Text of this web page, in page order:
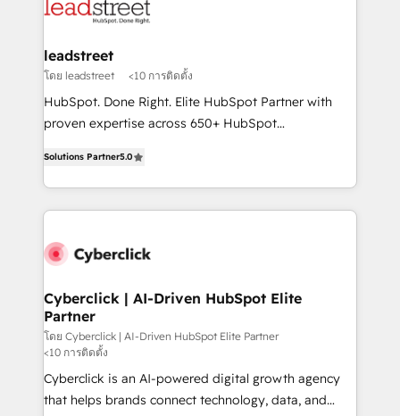
marketing, and service teams. From setup to
management, and speed up deal closures. With 500+
projects completed, our Agile approach ensures your
HubSpot CRM drives measurable results. Our
RevOps services align your sales, marketing, and
optimize the revenue lifecycle—lead generation to
retention—by refining processes and eliminating
maximize profitability and adapt to your goals.
leadstreet
โดย leadstreet <10 การติดตั้ง
HubSpot. Done Right. Elite HubSpot Partner with
proven expertise across 650+ HubSpot
experience, we help you use the HubSpot platform
to its fullest capacity, improve your current HubSpot
website, or build your new one.
Solutions Partner5.0
Cyberclick | AI-Driven HubSpot Elite
Partner
โดย Cyberclick | AI-Driven HubSpot Elite Partner
<10 การติดตั้ง
Cyberclick is an AI-powered digital growth agency
that helps brands connect technology, data, and